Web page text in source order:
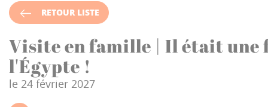
RETOUR LISTE
Visite en famille | Il était une
l'Égypte !
le 24 février 2027